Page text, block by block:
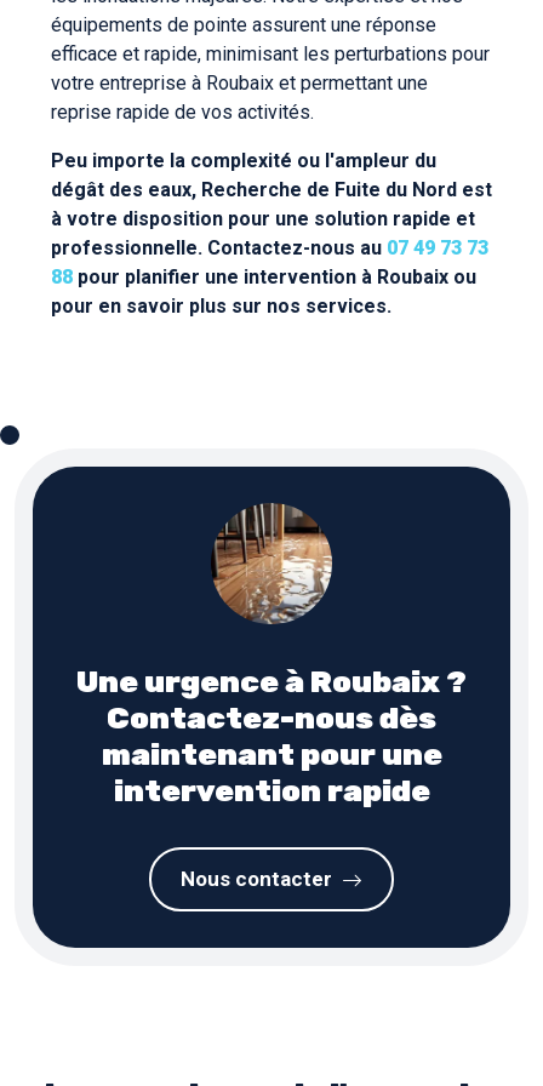
équipements de pointe assurent une réponse
efficace et rapide, minimisant les perturbations pour
votre entreprise à Roubaix et permettant une
reprise rapide de vos activités.
Peu importe la complexité ou l'ampleur du
dégât des eaux, Recherche de Fuite du Nord est
à votre disposition pour une solution rapide et
professionnelle. Contactez-nous au 07 49 73 73
88 pour planifier une intervention à Roubaix ou
pour en savoir plus sur nos services.
Une urgence à Roubaix ?
Contactez-nous dès
maintenant pour une
intervention rapide
Nous contacter